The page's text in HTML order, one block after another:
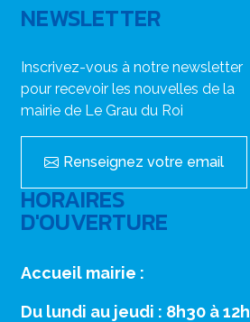
NEWSLETTER
Inscrivez-vous à notre newsletter
pour recevoir les nouvelles de la
mairie de Le Grau du Roi
Renseignez votre email
HORAIRES
D'OUVERTURE
Accueil mairie :
Du lundi au jeudi : 8h30 à 12h